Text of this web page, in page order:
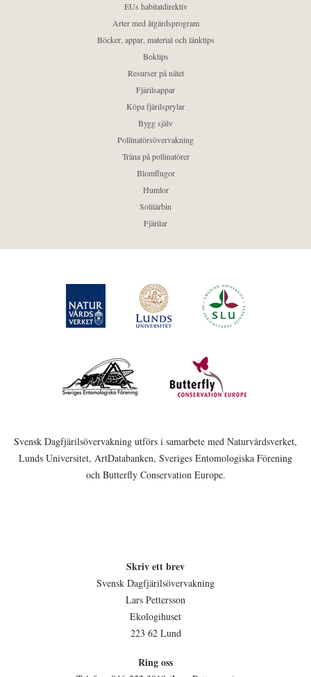
EUs habitatdirektiv
Arter med åtgärdsprogram
Böcker, appar, material och länktips
Boktips
Resurser på nätet
Fjärilsappar
Köpa fjärilsprylar
Bygg själv
Pollinatörsövervakning
Träna på pollinatörer
Blomflugor
Humlor
Solitärbin
Fjärilar
Svensk Dagfjärilsövervakning utförs i samarbete med Naturvårdsverket,
Lunds Universitet, ArtDatabanken, Sveriges Entomologiska Förening
och Butterfly Conservation Europe.
Skriv ett brev
Svensk Dagfjärilsövervakning
Lars Pettersson
Ekologihuset
223 62 Lund
Ring oss